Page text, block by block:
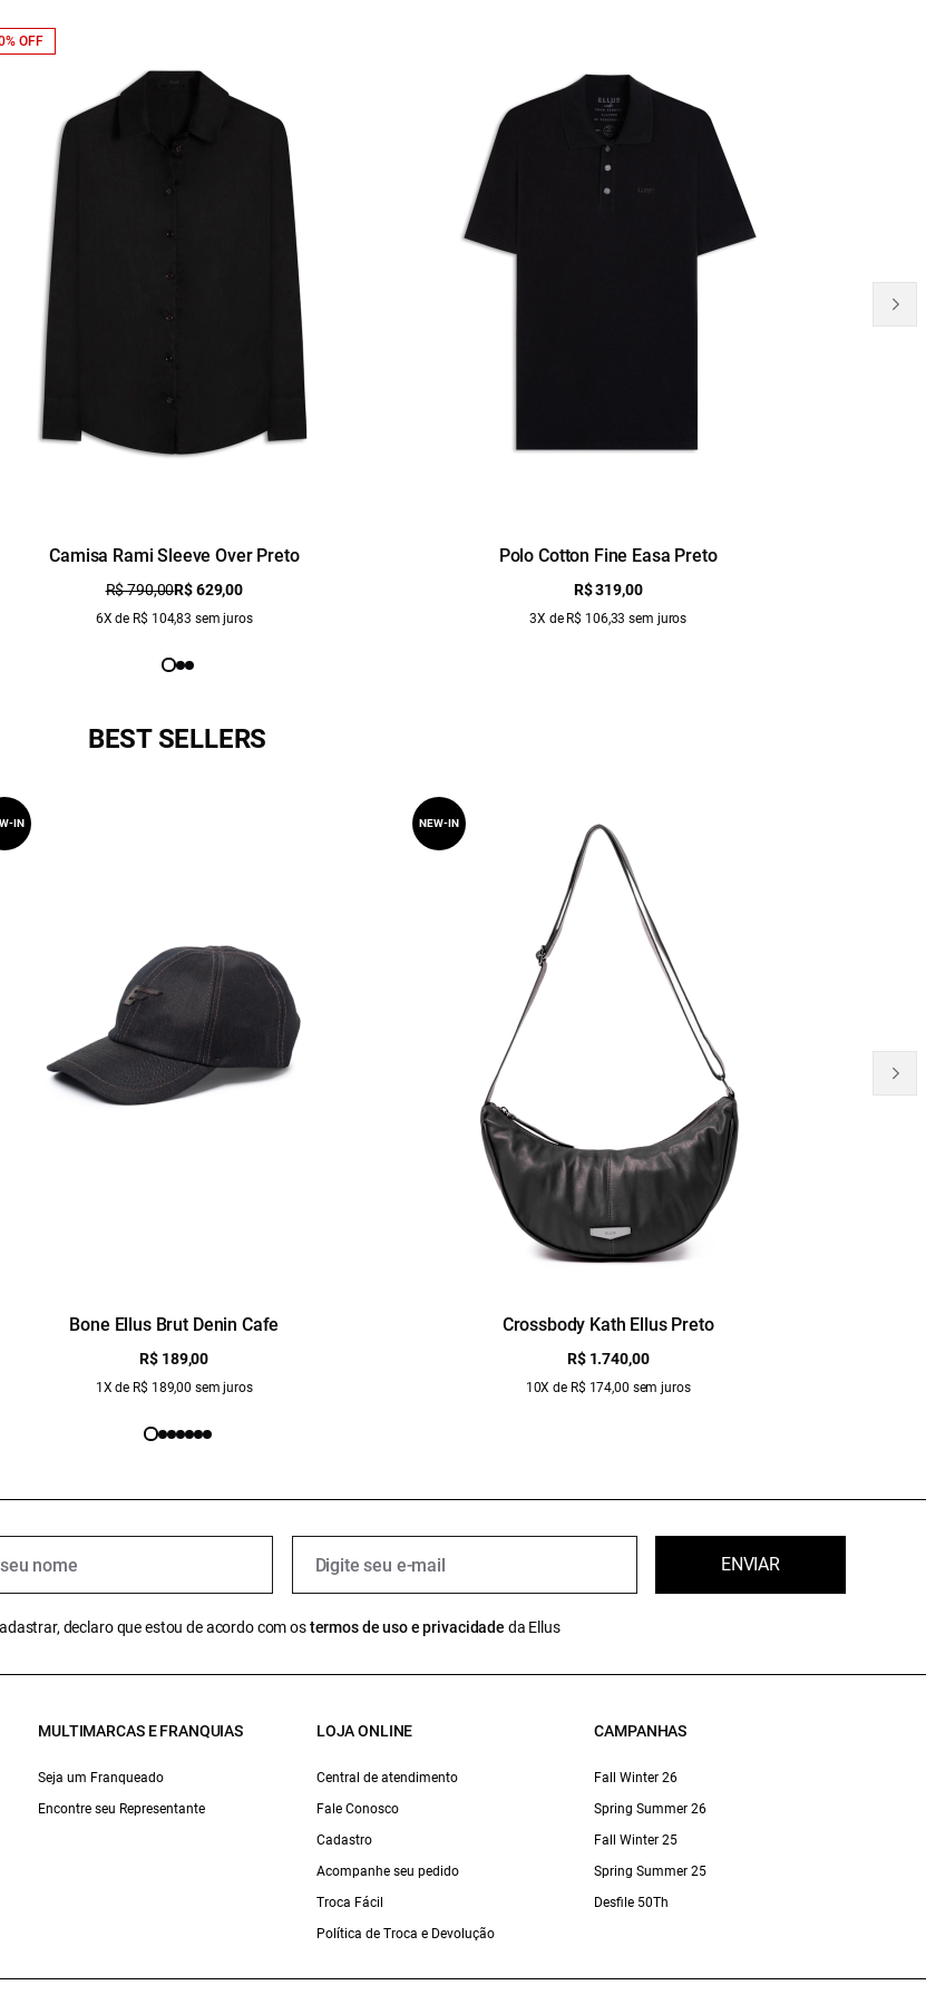
Camisa Rami Sleeve Over Preto
R$ 790,00R$ 629,00
6X de R$ 104,83 sem juros
OFF
Polo Cotton Fine Easa Preto
R$ 319,00
3X de R$ 106,33 sem juros
BEST SELLERS
Bone Ellus Brut Denin Cafe
R$ 189,00
1X de R$ 189,00 sem juros
IN
Crossbody Kath Ellus Preto
R$ 1.740,00
10X de R$ 174,00 sem juros
NEW-IN
ENVIAR
declaro que estou de acordo com ostermos de uso e privacidade da Ellus
MULTIMARCAS E FRANQUIAS
Seja um Franqueado
Encontre seu Representante
LOJA ONLINE
Central de atendimento
Fale Conosco
Cadastro
Acompanhe seu pedido
Troca Fácil
Política de Troca e Devolução
CAMPANHAS
Fall Winter 26
Spring Summer 26
Fall Winter 25
Spring Summer 25
Desfile 50Th